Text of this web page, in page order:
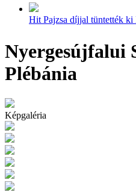
Hit Pajzsa díjjal tüntették ki
Nyergesújfalui
Plébánia
Képgaléria